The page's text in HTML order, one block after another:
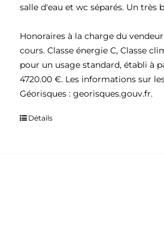
salle d'eau et wc séparés. Un très
Honoraires à la charge du
cours. Classe énergie C, Classe
pour un usage standard, établi à
4720.00 €. Les informations sur
Géorisques : georisques.gouv.fr.
Détails